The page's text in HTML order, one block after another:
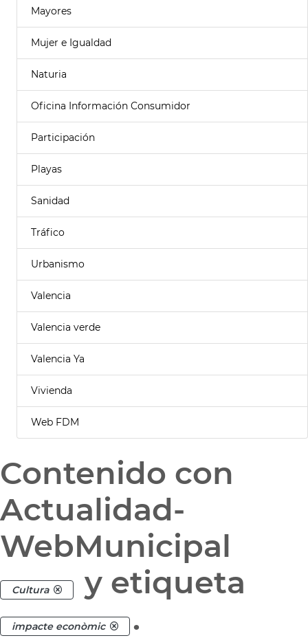
Mayores
Mujer e Igualdad
Naturia
Oficina Información Consumidor
Participación
Playas
Sanidad
Tráfico
Urbanismo
Valencia
Valencia verde
Valencia Ya
Vivienda
Web FDM
Contenido con
Actualidad-
WebMunicipal
Cultura y etiqueta
impacte econòmic .